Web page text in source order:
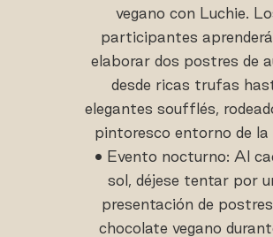
vegano con Luchie.
participantes
elaborar dos postres de
desde ricas trufas
elegantes soufflés,
pintoresco entorno de la
• Evento nocturno: Al
sol, déjese tentar por
presentación de
chocolate vegano